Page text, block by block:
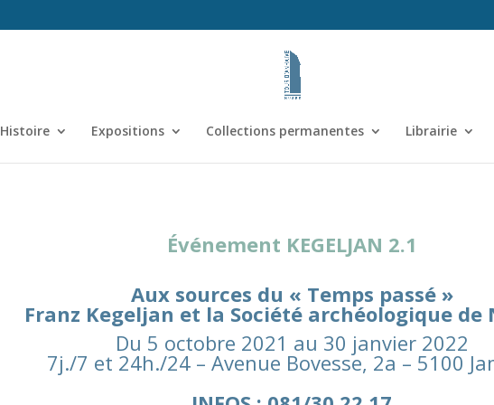
Histoire Expositions Collections permanentes Librairie
Événement KEGELJAN 2.1
Aux sources du « Temps passé »
Franz Kegeljan et la Société archéologique de
Du 5 octobre 2021 au 30 janvier 2022
7j./7 et 24h./24 – Avenue Bovesse, 2a – 5100